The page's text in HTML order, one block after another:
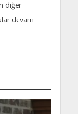
diğer
devam